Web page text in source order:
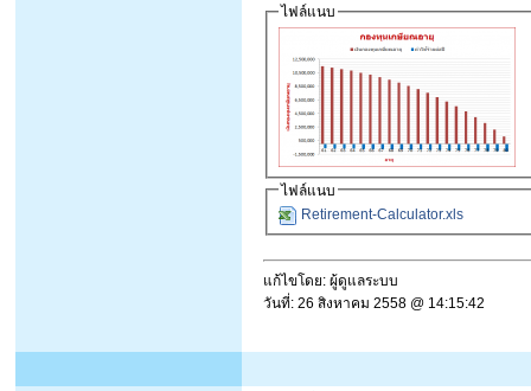
ไฟล์แนบ
ไฟล์แนบ
Retirement-Calculator.xls
แก้ไขโดย: ผู้ดูแลระบบ
วันที่: 26 สิงหาคม 2558 @ 14:15:42